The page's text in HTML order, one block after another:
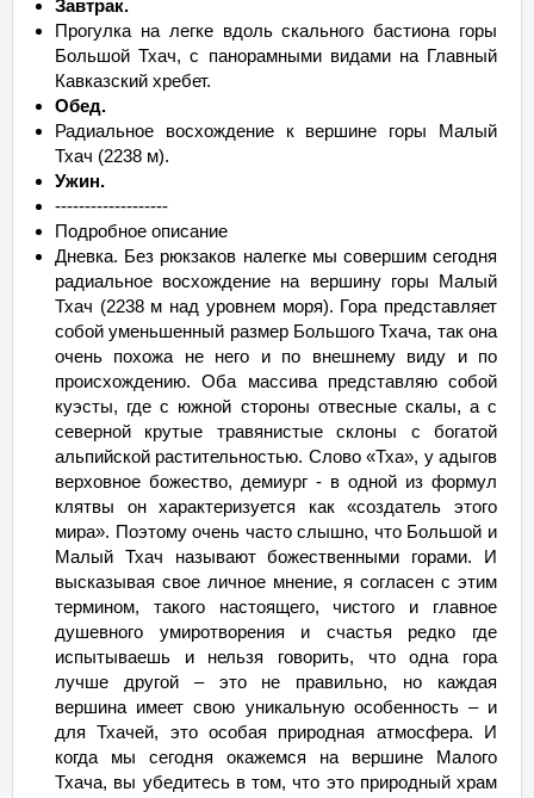
Завтрак.
Прогулка на легке вдоль скального бастиона горы
Большой Тхач, с панорамными видами на Главный
Кавказский хребет.
Обед.
Радиальное восхождение к вершине горы Малый
Тхач (2238 м).
Ужин.
-------------------
Подробное описание
Дневка. Без рюкзаков налегке мы совершим сегодня
радиальное восхождение на вершину горы Малый
Тхач (2238 м над уровнем моря). Гора представляет
собой уменьшенный размер Большого Тхача, так она
очень похожа не него и по внешнему виду и по
происхождению. Оба массива представляю собой
куэсты, где с южной стороны отвесные скалы, а с
северной крутые травянистые склоны с богатой
альпийской растительностью. Слово «Тха», у адыгов
верховное божество, демиург - в одной из формул
клятвы он характеризуется как «создатель этого
мира». Поэтому очень часто слышно, что Большой и
Малый Тхач называют божественными горами. И
высказывая свое личное мнение, я согласен с этим
термином, такого настоящего, чистого и главное
душевного умиротворения и счастья редко где
испытываешь и нельзя говорить, что одна гора
лучше другой – это не правильно, но каждая
вершина имеет свою уникальную особенность – и
для Тхачей, это особая природная атмосфера. И
когда мы сегодня окажемся на вершине Малого
Тхача, вы убедитесь в том, что это природный храм